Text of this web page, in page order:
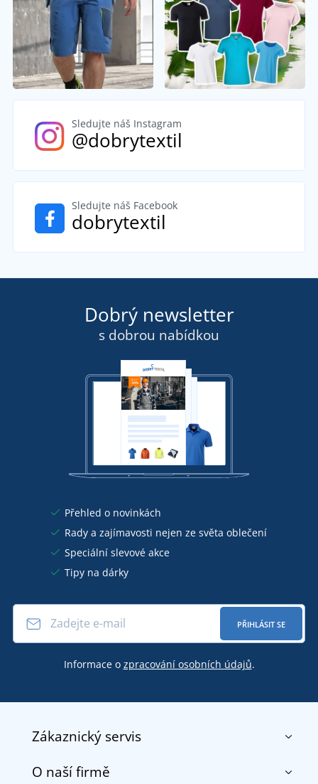
Sledujte náš Instagram
@dobrytextil
Sledujte náš Facebook
dobrytextil
Dobrý newsletter
s dobrou nabídkou
Přehled o novinkách
Rady a zajímavosti nejen ze světa oblečení
Speciální slevové akce
Tipy na dárky
PŘIHLÁSIT SE
Informace o zpracování osobních údajů.
Zákaznický servis
Kontakt
O naší firmě